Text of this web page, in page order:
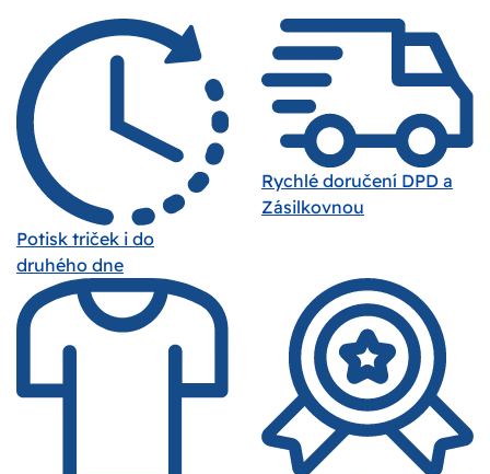
Potisk triček i do
druhého dne
Rychlé doručení DPD a
Zásilkovnou